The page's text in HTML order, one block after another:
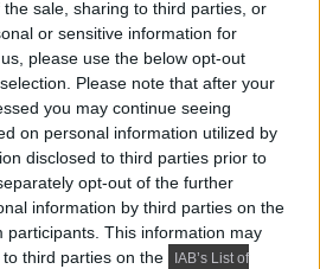
sale, sharing to third parties, or
or sensitive information for
please use the below opt-out
Please note that after your
you may continue seeing
on personal information utilized by
disclosed to third parties prior to
opt-out of the further
information by third parties on the
participants. This information may
third parties on the
IAB’s List of
mindössze 8m2-es